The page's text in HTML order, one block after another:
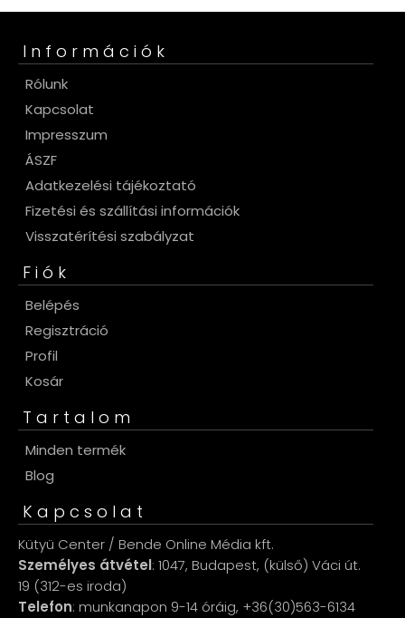
Információk
Rólunk
Kapcsolat
Impresszum
ÁSZF
Adatkezelési tájékoztató
Fizetési és szállítási információk
Visszatérítési szabályzat
Fiók
Belépés
Regisztráció
Profil
Kosár
Tartalom
Minden termék
Blog
Kapcsolat
Kütyü Center / Bende Online Média kft.
Személyes átvétel: 1047, Budapest, (külső) Váci út.
19 (312-es iroda)
Telefon: munkanapon 9-14 óráig, +36(30)563-6134